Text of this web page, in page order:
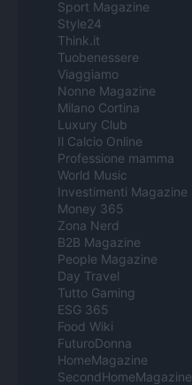
Sport Magazine
Style24
Think.it
Tuobenessere
Viaggiamo
Nonne Magazine
Milano Cortina
Luxury Club
Il Calcio Online
Professione mamma
World Music
Investimenti Magazine
Money 365
Zona Nerd
B2B Magazine
People Magazine
Day Travel
Tutto Gaming
ESG 365
Food Wiki
FuturoDonna
HomeMagazine
SecondHomeMagazine